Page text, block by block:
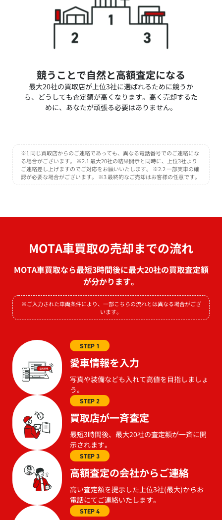
競うことで自然と高額査定になる
最大20社の買取店が上位3社に選ばれるために競うか
ら、どうしても査定額が高くなります。高く売却するた
めに、あなたが頑張る必要はありません。
※1 同じ買取店からのご連絡であっても、異なる電話番号でのご連絡にな
る場合がございます。 ※2.1 最大20社の結果開示と同時に、上位3社より
ご連絡差し上げますのでご対応をお願いいたします。 ※2.2 一部実車の確
認が必要な場合がございます。 ※3 最終的なご売却はお客様の任意です。
MOTA車買取の売却までの流れ
MOTA車買取なら最短3時間後に最大20社の買取査定額
が分かります。
※ご入力された車両条件により、一部こちらの流れとは異なる場合がござ
います。
STEP 1
愛車情報を入力
写真や装備なども入れて高値を目指しましょ
う。
STEP 2
買取店が一斉査定
最短3時間後、最大20社の査定額が一斉に開
示されます。
STEP 3
高額査定の会社からご連絡
高い査定額を提示した上位3社(最大)からお
電話にてご連絡いたします。
STEP 4